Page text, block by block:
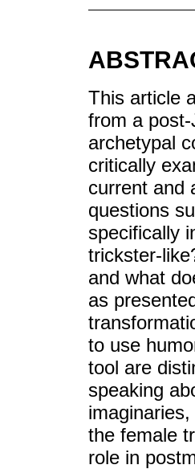
This article
from a
archetypal
critically
current and
questions
specifically
trickster-
and what
as
to use
tool are
speaking
the female
role in